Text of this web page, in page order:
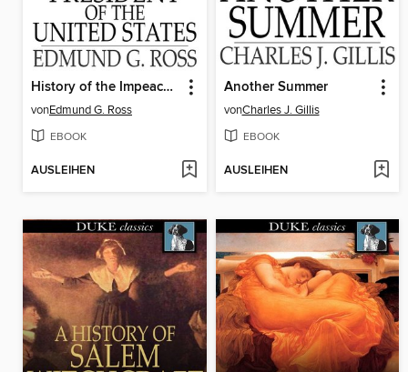
History of the Impeachment of Andrew Johnson, President of The United States
vonEdmund G. Ross
EBOOK
AUSLEIHEN
Another Summer
vonCharles J. Gillis
EBOOK
AUSLEIHEN